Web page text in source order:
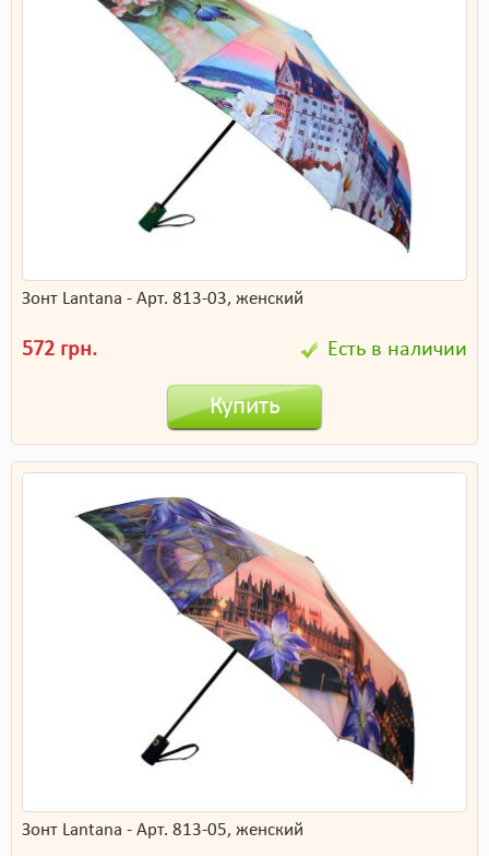
Зонт Lantana - Арт. 813-03, женский
572 грн. Есть в наличии
Купить
Зонт Lantana - Арт. 813-05, женский